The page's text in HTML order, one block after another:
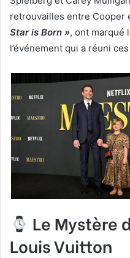
retrouvailles entre Cooper
Star is Born », ont marqué
l’événement qui a réuni
Le Mystère
Louis Vuitton